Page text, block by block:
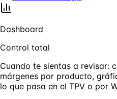
Dashboard
Control total
Cuando te sientas a revisar:
márgenes por producto,
lo que pasa en el TPV o por